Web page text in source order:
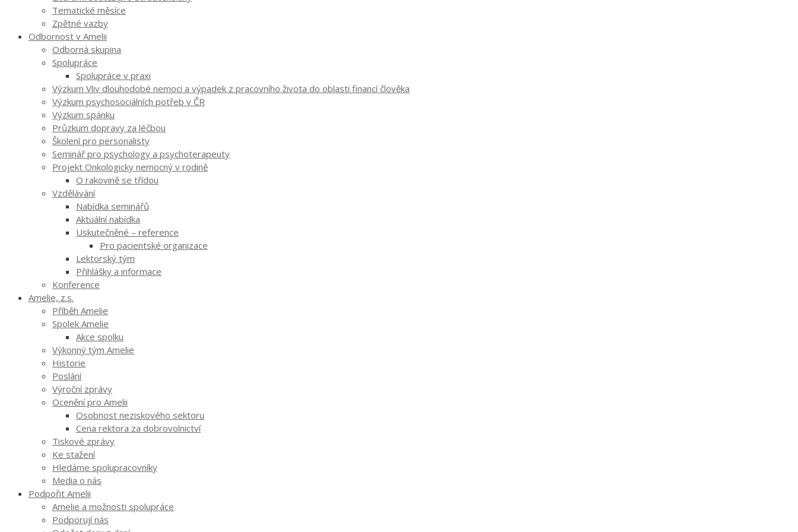
Tematické měsíce
Zpětné vazby
Odbornost v Amelii
Odborná skupina
Spolupráce
Spolupráce v praxi
Výzkum Vliv dlouhodobé nemoci a výpadek z pracovního života do oblasti financí člověka
Výzkum psychosociálních potřeb v ČR
Výzkum spánku
Průzkum dopravy za léčbou
Školení pro personalisty
Seminář pro psychology a psychoterapeuty
Projekt Onkologicky nemocný v rodině
O rakovině se třídou
Vzdělávání
Nabídka seminářů
Aktuální nabídka
Uskutečněné – reference
Pro pacientské organizace
Lektorský tým
Přihlášky a informace
Konference
Amelie, z.s.
Příběh Amelie
Spolek Amelie
Akce spolku
Výkonný tým Amelie
Historie
Poslání
Výroční zprávy
Ocenění pro Amelii
Osobnost neziskového sektoru
Cena rektora za dobrovolnictví
Tiskové zprávy
Ke stažení
Hledáme spolupracovníky
Media o nás
Podpořit Amelii
Amelie a možnosti spolupráce
Podporují nás